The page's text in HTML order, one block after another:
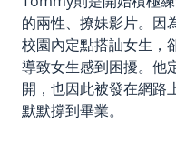
的兩性、撩妹影片。因
校園內定點搭訕女生，
導致女生感到困擾。他
開，也因此被發在網路
默默撐到畢業。